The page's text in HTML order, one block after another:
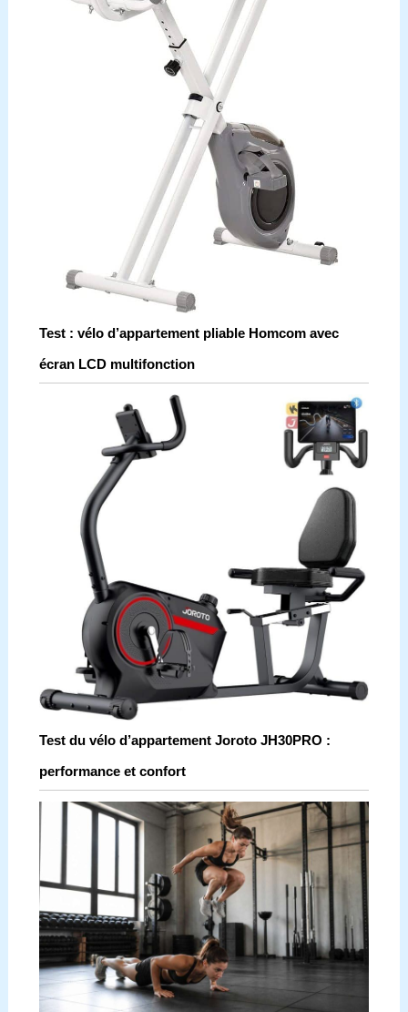
Test : vélo d’appartement pliable Homcom avec
écran LCD multifonction
Test du vélo d’appartement Joroto JH30PRO :
performance et confort